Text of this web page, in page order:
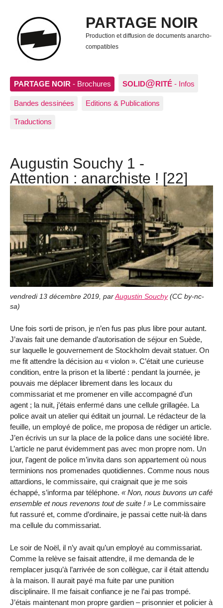
PARTAGE NOIR
Production et diffusion de documents anarcho-
compatibles
PARTAGE NOIR - Brochures SOLID@RITÉ - Infos
Bandes dessinées Editions & Publications
Traductions
Augustin Souchy 1 -
Attention : anarchiste ! [22]
vendredi 13 décembre 2019, parAugustin Souchy (CC by-nc-
sa)
Une fois sorti de prison, je n’en fus pas plus libre pour autant.
J’avais fait une demande d’autorisation de séjour en Suède,
sur laquelle le gouvernement de Stockholm devait statuer. On
me fit attendre la décision au « violon ». C’était une curieuse
condition, entre la prison et la liberté : pendant la journée, je
pouvais me déplacer librement dans les locaux du
commissariat et me promener en ville accompagné d’un
agent ; la nuit, j’étais enfermé dans une cellule grillagée. La
police avait un atelier qui éditait un journal. Le rédacteur de la
feuille, un employé de police, me proposa de rédiger un article.
J’en écrivis un sur la place de la police dans une société libre.
L’article ne parut évidemment pas avec mon propre nom. Un
jour, l’agent de police m’invita dans son appartement où nous
terminions nos promenades quotidiennes. Comme nous nous
attardions, le commissaire, qui craignait que je me sois
échappé, s’informa par téléphone.
Non, nous buvons un café
ensemble et nous revenons tout de suite !
Le commissaire
fut rassuré et, comme d’ordinaire, je passai cette nuit-là dans
ma cellule du commissariat.
Le soir de Noël, il n’y avait qu’un employé au commissariat.
Comme la relève se faisait attendre, il me demanda de le
remplacer jusqu’à l’arrivée de son collègue, car il était attendu
à la maison. Il aurait payé ma fuite par une punition
disciplinaire. Il me faisait confiance je ne l’ai pas trompé.
J’étais maintenant mon propre gardien – prisonnier et policier à